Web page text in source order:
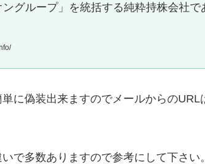
グループ」を統括する純粋持株会社で
に偽装出来ますのでメールからのURL
で多数ありますので参考にして下さい。